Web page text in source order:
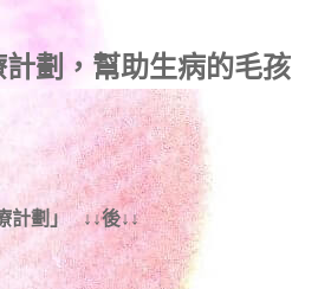
劃 ，幫助生病的毛孩
計劃」 ↓↓後↓↓